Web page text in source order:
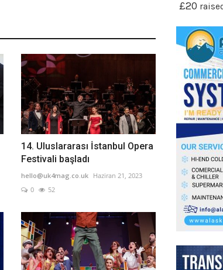
14. Uluslararası İstanbul Opera
Festivali başladı
hello@uk4mag.co.uk
Haziran 21, 2023
0
52